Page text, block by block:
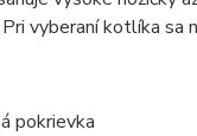
vyberaní kotlíka sa
pokrievka